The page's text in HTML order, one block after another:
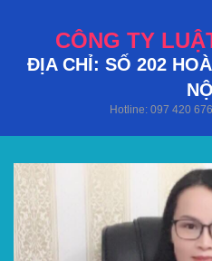
CÔNG TY
ĐỊA CHỈ: SỐ 202
Hotline: 097 420